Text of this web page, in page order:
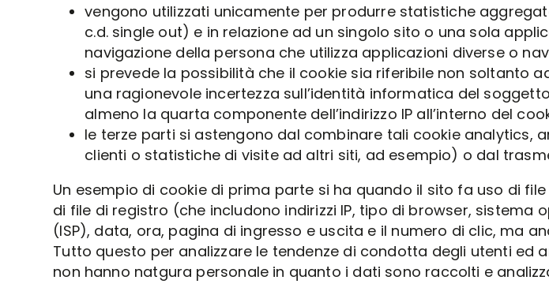
vengono utilizzati unicamente per produrre statistiche
c.d. single out) e in relazione ad un singolo sito o una sola
navigazione della persona che utilizza applicazioni diverse o
si prevede la possibilità che il cookie sia riferibile non soltanto
una ragionevole incertezza sull’identità informatica del
almeno la quarta componente dell’indirizzo IP all’interno del
le terze parti si astengono dal combinare tali cookie analytics,
clienti o statistiche di visite ad altri siti, ad esempio) o dal
Un esempio di cookie di prima parte si ha quando il sito fa uso di
di file di registro (che includono indirizzi IP, tipo di browser, sistema
(ISP), data, ora, pagina di ingresso e uscita e il numero di clic, ma
Tutto questo per analizzare le tendenze di condotta degli utenti ed
non hanno natgura personale in quanto i dati sono raccolti e